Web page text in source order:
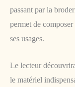
passant par la
permet de composer
ses usages.
Le lecteur
le matériel